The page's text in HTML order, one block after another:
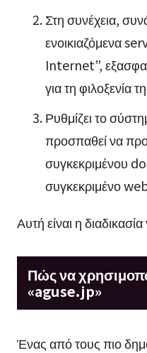
Στη συνέχεια,
ενοικιαζόμενα
Internet”,
για τη φιλοξενία
Ρυθμίζει το
προσπαθεί να
συγκεκριμένου
συγκεκριμένο
Αυτή είναι η
Πώς να
«aguse.jp»
Ένας από τους πιο